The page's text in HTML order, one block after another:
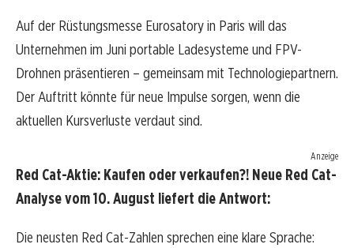
Auf der Rüstungsmesse Eurosatory in Paris will das
Unternehmen im Juni portable Ladesysteme und FPV-
Drohnen präsentieren – gemeinsam mit Technologiepartnern.
Der Auftritt könnte für neue Impulse sorgen, wenn die
aktuellen Kursverluste verdaut sind.
Anzeige
Red Cat-Aktie: Kaufen oder verkaufen?! Neue Red Cat-
Analyse vom 10. August liefert die Antwort:
Die neusten Red Cat-Zahlen sprechen eine klare Sprache: